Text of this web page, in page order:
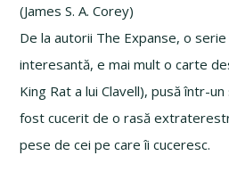
(James S. A. Corey)
De la autorii The Expanse, o
interesantă, e mai mult o carte
King Rat a lui Clavell), pusă într-
fost cucerit de o rasă
pese de cei pe care îi cuceresc.